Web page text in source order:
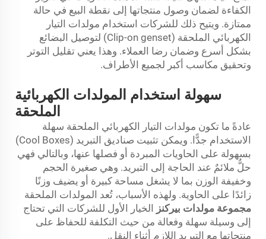
الكفاءة لضمان وصول منتجاتها إلى نقطة البيع في حالة
ممتازة. ويتيح ذلك للشركات استخدام مولدات التيار
الكهربائي الملحقة (Clip-on genset) لتوصيل البضائع
بشكل أسرع وضمان رضا العملاء. وهذا يعني تقليل التوتر
وتحقيق مكاسب أكبر لجميع الأطراف.
سهولة استخدام المولدات الكهربائية
الملحقة
عادةً ما تكون مولدات التيار الكهربائي الملحقة سهلة
الاستخدام جدًّا. ويمكن تثبيت صناديق التبريد (Cool Boxes)
بسهولة على الحاويات المبردة أو فصلها عنها، وبالتالي فهي
حلٌّ ملائمٌ عند الحاجة إلى التبريد. وهي صغيرة الحجم
وخفيفة الوزن بما لا يشغل مساحة كبيرة أو يضيف وزنًا
زائدًا على الحاوية. ولهذه الأسباب، تُعد المولدات الملحقة
مجموعة مولدات بيركنز
الخيار الأول للشركات التي تحتاج
إلى وسيلة سهلة وفعالة من حيث التكلفة للحفاظ على
منتجاتها مع التبريد اللازم أثناء النقل.